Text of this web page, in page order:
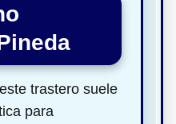
trastero suele
para